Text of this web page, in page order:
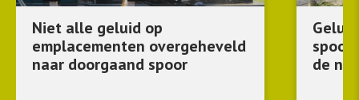
Niet alle geluid op
emplacementen overgeheveld
naar doorgaand spoor
de